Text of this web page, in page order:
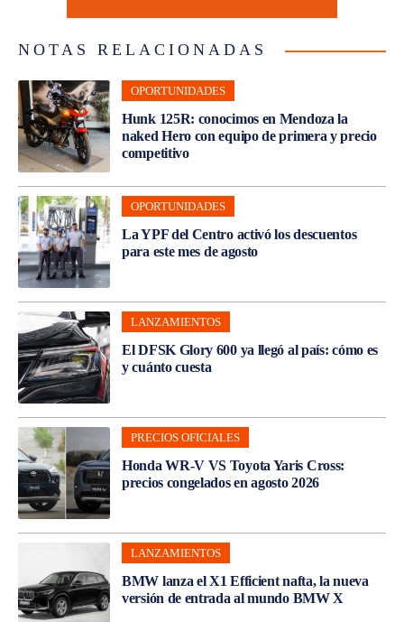
NOTAS RELACIONADAS
OPORTUNIDADES
Hunk 125R: conocimos en Mendoza la
naked Hero con equipo de primera y precio
competitivo
OPORTUNIDADES
La YPF del Centro activó los descuentos
para este mes de agosto
LANZAMIENTOS
El DFSK Glory 600 ya llegó al país: cómo es
y cuánto cuesta
PRECIOS OFICIALES
Honda WR-V VS Toyota Yaris Cross:
precios congelados en agosto 2026
LANZAMIENTOS
BMW lanza el X1 Efficient nafta, la nueva
versión de entrada al mundo BMW X